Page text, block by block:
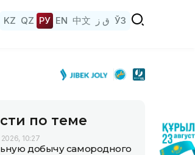
KZ QZ РУ EN 中文 ق ز ЎЗ
по теме
2026, 10:27
добычу самородного